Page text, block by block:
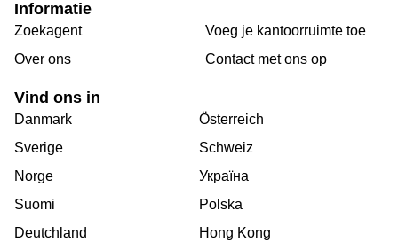
Informatie
Zoekagent
Over ons
Voeg je kantoorruimte toe
Сontact met ons op
Vind ons in
Danmark
Sverige
Norge
Suomi
Deutchland
Österreich
Schweiz
Україна
Polska
Hong Kong